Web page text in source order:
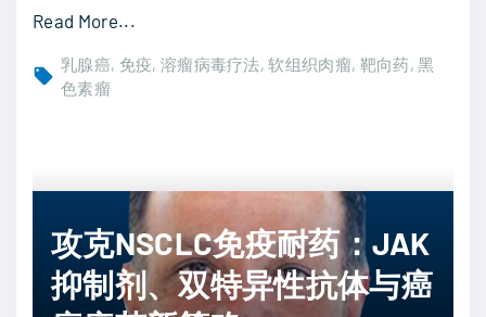
Read More..."
软
治
疗
新
突
乳腺癌 免疫 溶瘤病毒疗法 软组织肉瘤 靶向药 黑
色素瘤
攻克NSCLC免疫耐药：JAK
抑制剂、双特异性抗体与癌